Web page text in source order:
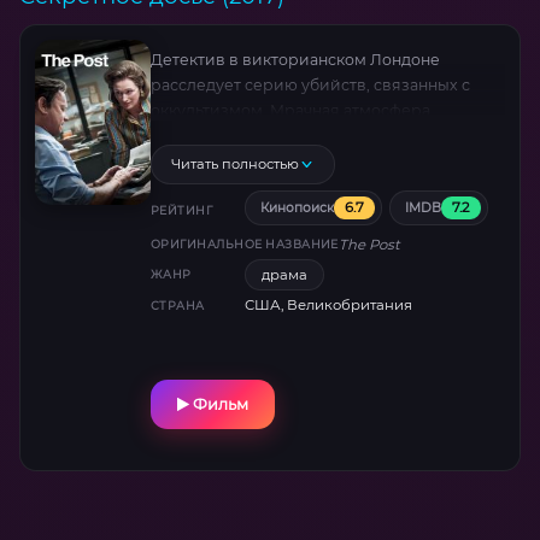
Детектив в викторианском Лондоне
расследует серию убийств, связанных с
при участии британских и немецких
кинокомпаний.
Читать полностью
РЕЙТИНГ Кинопоиск 6.7 IMDB 7.2
ОРИГИНАЛЬНОЕ НАЗВАНИЕ The Post
ЖАНР драма
СТРАНА США, Великобритания
Фильм